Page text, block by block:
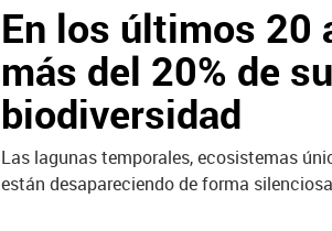
En los últimos 20
más del 20% de
biodiversidad
Las lagunas temporales, ecosistemas
están desapareciendo de forma